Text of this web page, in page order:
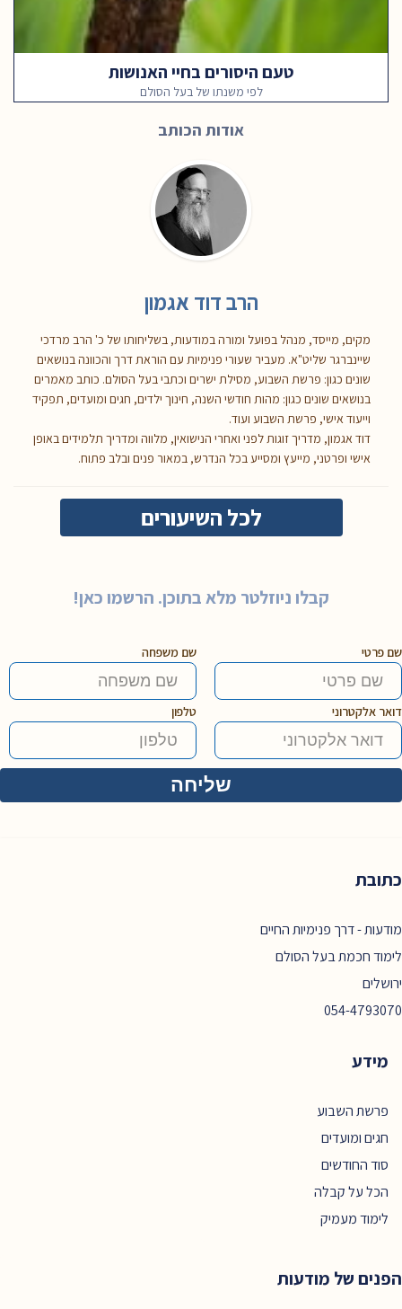
טעם היסורים בחיי האנושות
לפי משנתו של בעל הסולם
אודות הכותב
הרב דוד אגמון
מקים, מייסד, מנהל בפועל ומורה במודעות, בשליחותו של כ' הרב מרדכי
שיינברגר שליט"א. מעביר שעורי פנימיות עם הוראת דרך והכוונה בנושאים
שונים כגון: פרשת השבוע, מסילת ישרים וכתבי בעל הסולם. כותב מאמרים
בנושאים שונים כגון: מהות חודשי השנה, חינוך ילדים, חגים ומועדים, תפקיד
וייעוד אישי, פרשת השבוע ועוד.
דוד אגמון, מדריך זוגות לפני ואחרי הנישואין, מלווה ומדריך תלמידים באופן
אישי ופרטני, מייעץ ומסייע בכל הנדרש, במאור פנים ובלב פתוח.
לכל השיעורים
קבלו ניוזלטר מלא בתוכן. הרשמו כאן!
שם פרטי שם משפחה
דואר אלקטרוני טלפון
כתובת
מודעות - דרך פנימיות החיים
לימוד חכמת בעל הסולם
ירושלים
054-4793070
מידע
פרשת השבוע
חגים ומועדים
סוד החודשים
הכל על קבלה
לימוד מעמיק
הפנים של מודעות